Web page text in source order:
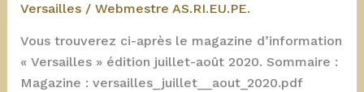
Versailles/ Webmestre AS.RI.EU.PE.
Vous trouverez ci-après le magazine d’information
« Versailles » édition juillet-août 2020. Sommaire :
Magazine : versailles_juillet__aout_2020.pdf